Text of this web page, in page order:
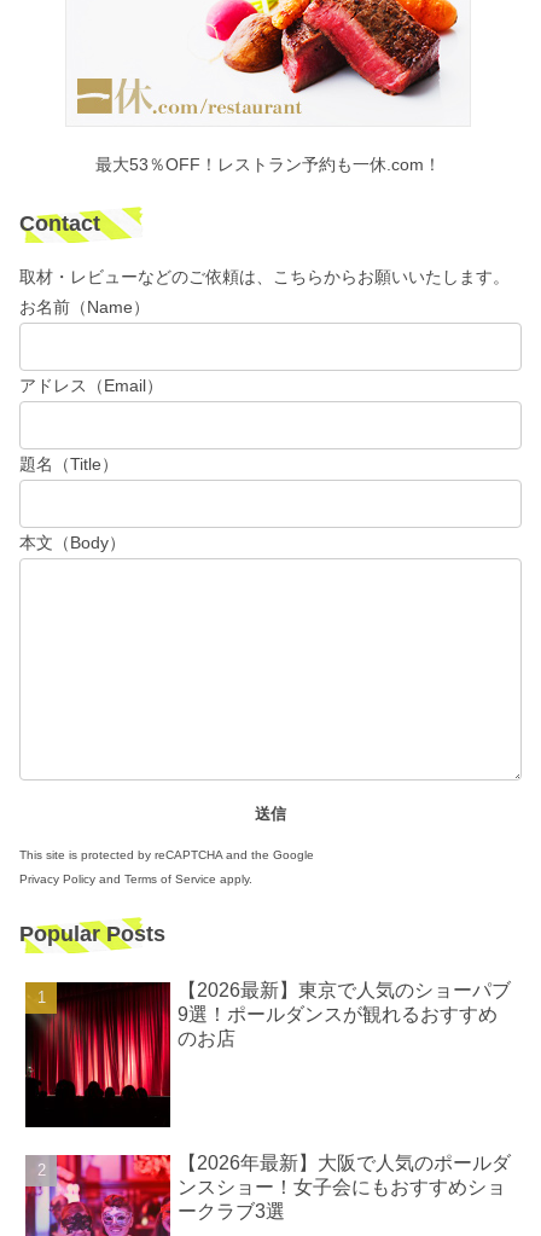
最大53％OFF！レストラン予約も一休.com！
Contact
取材・レビューなどのご依頼は、こちらからお願いいたします。
お名前（Name）
アドレス（Email）
題名（Title）
本文（Body）
This site is protected by reCAPTCHA and the Google
Privacy Policy and Terms of Service apply.
Popular Posts
【2026最新】東京で人気のショーパブ
9選！ポールダンスが観れるおすすめ
のお店
【2026年最新】大阪で人気のポールダ
ンスショー！女子会にもおすすめショ
ークラブ3選